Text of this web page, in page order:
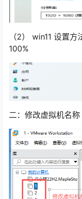
（2） win11 设置
100%
二：修改虚拟机名称